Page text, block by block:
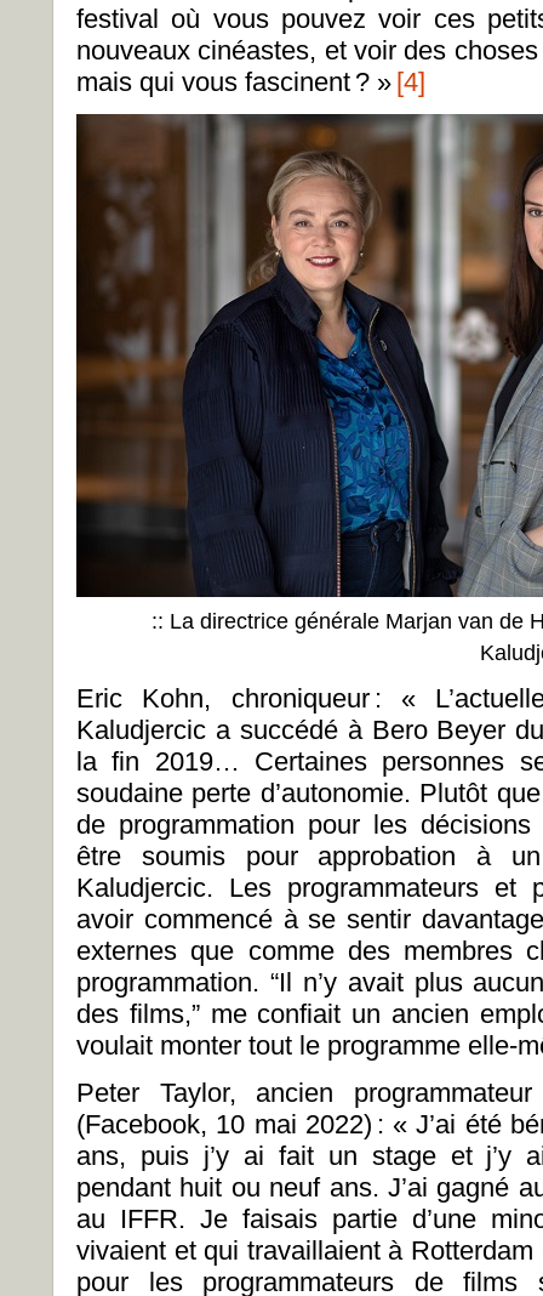
festival où vous pouvez voir ces
nouveaux cinéastes, et voir des
mais qui vous fascinent ? » [4]
:: La directrice générale Marjan van de
Eric Kohn, chroniqueur : «
Kaludjercic a succédé à Bero Beyer
la fin 2019… Certaines personnes
soudaine perte d’autonomie. Plutôt
de programmation pour les
être soumis pour approbation à
Kaludjercic. Les programmateurs et
avoir commencé à se sentir
externes que comme des membres
programmation. “Il n’y avait plus
des films,” me confiait un ancien
voulait monter tout le programme elle-
Peter Taylor, ancien
(Facebook, 10 mai 2022) : « J’ai été
ans, puis j’y ai fait un stage et j’y
pendant huit ou neuf ans. J’ai gagné
au IFFR. Je faisais partie d’une
vivaient et qui travaillaient à Rotterdam
pour les programmateurs de